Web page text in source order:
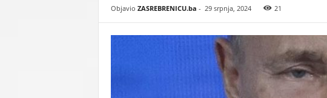
R
Objavio ZASREBRENICU.ba - 29 srpnja, 2024 21